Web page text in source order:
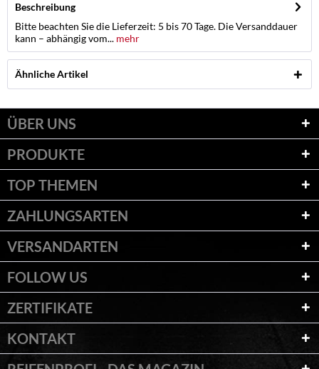
Beschreibung
Bitte beachten Sie die Lieferzeit: 5 bis 70 Tage. Die Versanddauer
kann – abhängig vom... mehr
Ähnliche Artikel
ÜBER UNS
PRODUKTE
TOP THEMEN
ZAHLUNGSARTEN
VERSANDARTEN
FOLLOW US
ZERTIFIKATE
KONTAKT